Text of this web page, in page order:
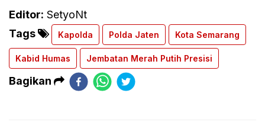
Editor: SetyoNt
Tags
Kapolda Polda Jaten Kota Semarang
Kabid Humas Jembatan Merah Putih Presisi
Bagikan